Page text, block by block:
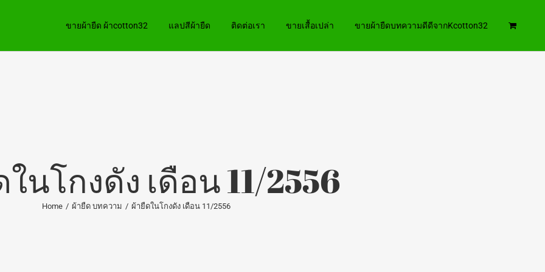
ขายผ้ายืด ผ้าcotton32 แลปสีผ้ายืด ติดต่อเรา ขายเสื้อเปล่า ขายผ้ายืดบทความดีดีจากKcotton32
นโกงดัง เดือน 11/2556
Home / ผ้ายืด บทความ / ผ้ายืดในโกงดัง เดือน 11/2556